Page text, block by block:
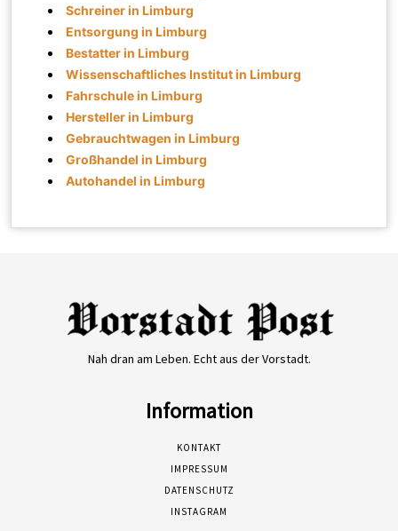
Schreiner in Limburg
Entsorgung in Limburg
Bestatter in Limburg
Wissenschaftliches Institut in Limburg
Fahrschule in Limburg
Hersteller in Limburg
Gebrauchtwagen in Limburg
Großhandel in Limburg
Autohandel in Limburg
Nah dran am Leben. Echt aus der Vorstadt.
Information
KONTAKT
IMPRESSUM
DATENSCHUTZ
INSTAGRAM